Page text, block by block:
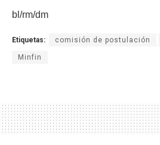
bl/rm/dm
Etiquetas: comisión de postulación
Minfin